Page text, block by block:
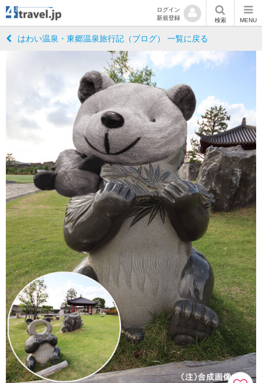
ログイン
新規登録
検索 MENU
はわい温泉・東郷温泉旅行記（ブログ） 一覧に戻る